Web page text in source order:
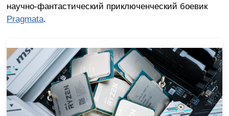
научно-фантастический приключенческий боевик
Pragmata.